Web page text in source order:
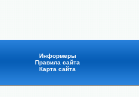
Информеры
Правила сайта
Карта сайта